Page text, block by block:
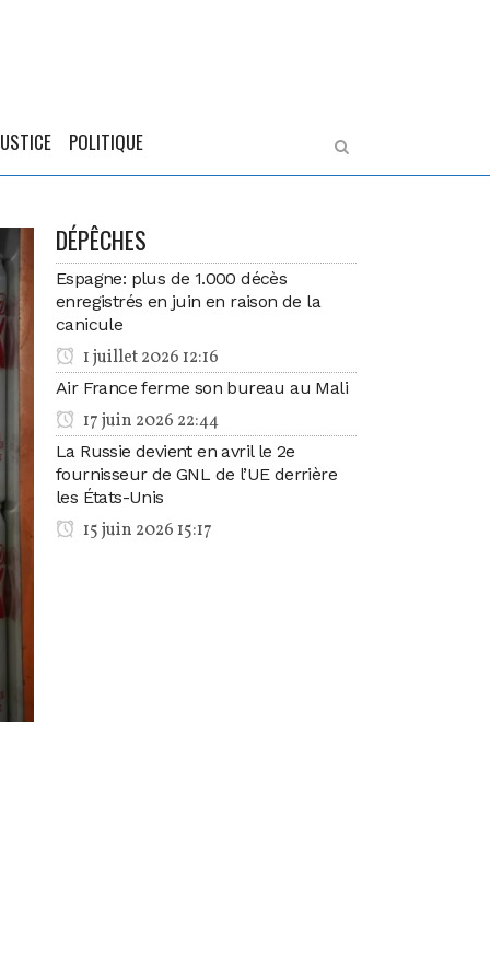
POLITIQUE
DÉPÊCHES
Espagne: plus de 1.000 décès
enregistrés en juin en raison de la
canicule
1 juillet 2026 12:16
Air France ferme son bureau au Mali
17 juin 2026 22:44
La Russie devient en avril le 2e
fournisseur de GNL de l’UE derrière
les États-Unis
15 juin 2026 15:17